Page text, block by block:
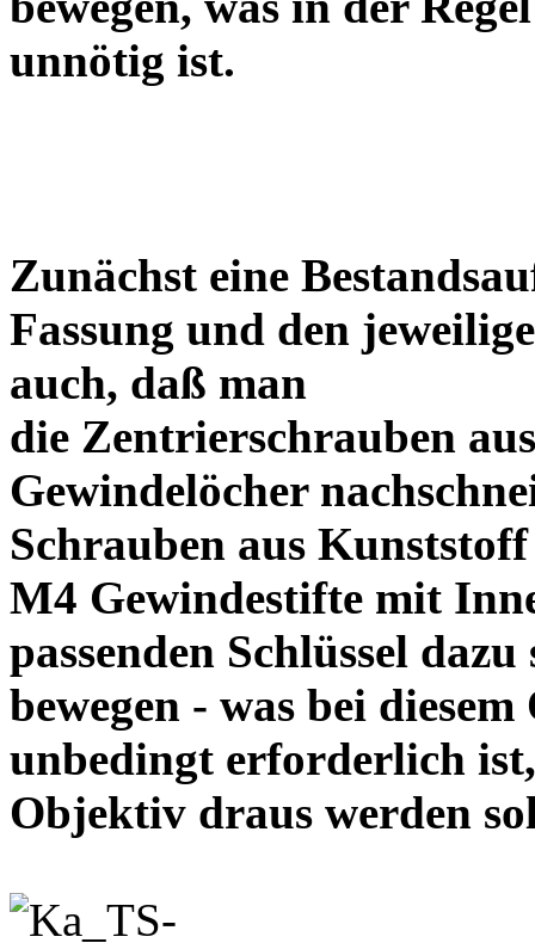
unnötig ist.
Zunächst eine
Fassung und den
auch, daß man
die Zentrierschrauben
Gewindelöcher
Schrauben aus
M4 Gewindestifte mit
passenden Schlüssel
bewegen - was bei
unbedingt erforderlich
Objektiv draus